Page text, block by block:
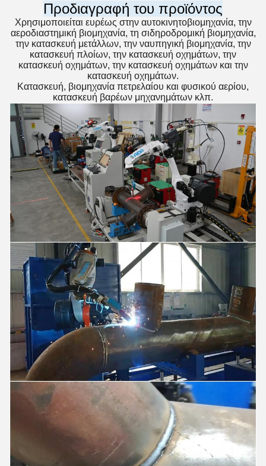
Προδιαγραφή του προϊόντος
Χρησιμοποιείται ευρέως στην αυτοκινητοβιομηχανία, την
αεροδιαστημική βιομηχανία, τη σιδηροδρομική βιομηχανία,
την κατασκευή μετάλλων, την ναυπηγική βιομηχανία, την
κατασκευή πλοίων, την κατασκευή οχημάτων, την
κατασκευή οχημάτων, την κατασκευή οχημάτων και την
κατασκευή οχημάτων.
Κατασκευή, βιομηχανία πετρελαίου και φυσικού αερίου,
κατασκευή βαρέων μηχανημάτων κλπ.